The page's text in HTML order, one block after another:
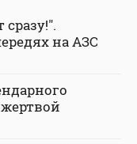
на АЗС